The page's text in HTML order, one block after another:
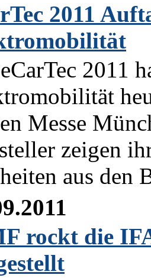
2011
2011
Messe
zeigen
aus den
rockt die